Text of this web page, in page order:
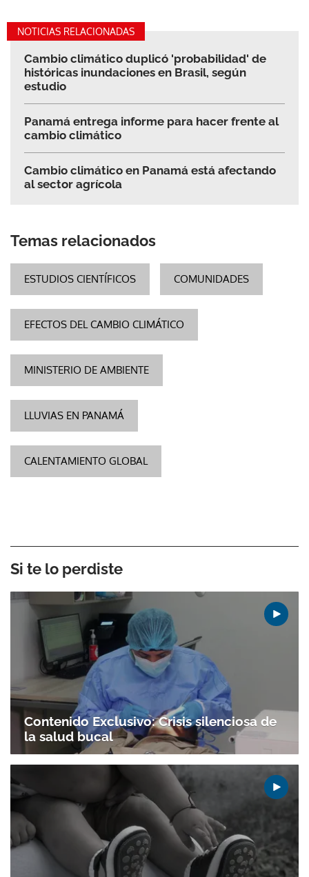
NOTICIAS RELACIONADAS
Cambio climático duplicó 'probabilidad' de
históricas inundaciones en Brasil, según
estudio
Panamá entrega informe para hacer frente al
cambio climático
Cambio climático en Panamá está afectando
al sector agrícola
Temas relacionados
ESTUDIOS CIENTÍFICOS COMUNIDADES
EFECTOS DEL CAMBIO CLIMÁTICO
MINISTERIO DE AMBIENTE
LLUVIAS EN PANAMÁ
CALENTAMIENTO GLOBAL
Si te lo perdiste
Contenido Exclusivo: Crisis silenciosa de
la salud bucal